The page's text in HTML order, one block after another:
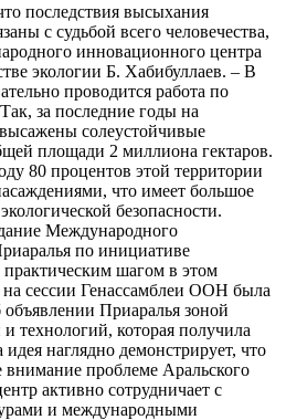
последствия высыхания
с судьбой всего человечества,
инновационного центра
экологии Б. Хабибуллаев. – В
проводится работа по
за последние годы на
солеустойчивые
площади 2 миллиона гектаров.
80 процентов этой территории
что имеет большое
безопасности.
Международного
по инициативе
шагом в этом
сессии Генассамблеи ООН была
Приаралья зоной
технологий, которая получила
наглядно демонстрирует, что
внимание проблеме Аральского
активно сотрудничает с
и международными